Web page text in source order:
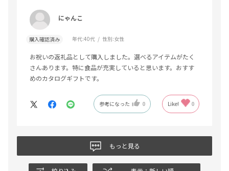
にゃんこ
購入確認済み 年代:40代 性別:女性
お祝いの返礼品として購入しました。選べるアイテムがたく
さんあります。特に食品が充実していると思います。おすす
めのカタログギフトです。
参考になった 0 Like! 0
もっと見る